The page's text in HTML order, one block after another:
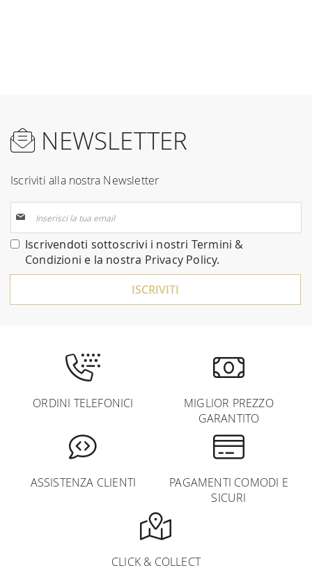
NEWSLETTER
Iscriviti alla nostra Newsletter
alla
nostra
Newsletter:
Iscrivendoti sottoscrivi i nostri Termini &
Condizioni e la nostra Privacy Policy.
ISCRIVITI
ORDINI TELEFONICI
MIGLIOR PREZZO
GARANTITO
ASSISTENZA CLIENTI
PAGAMENTI COMODI E
SICURI
CLICK & COLLECT